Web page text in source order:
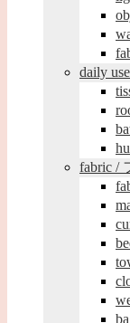
daily
fabric /